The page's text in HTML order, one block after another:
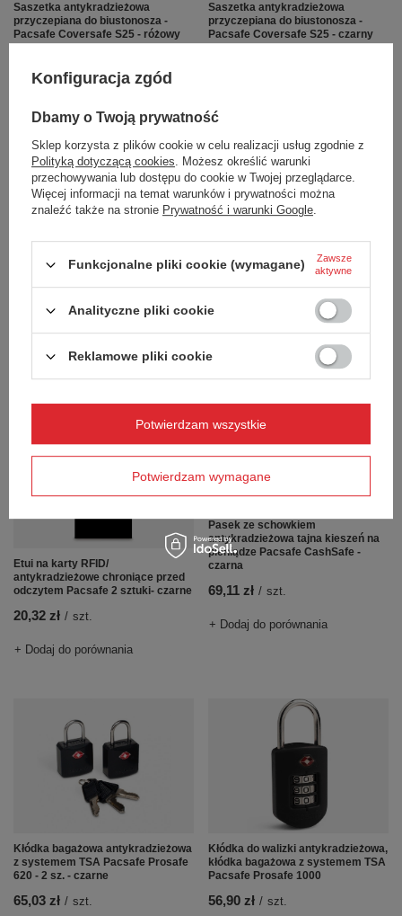
Saszetka antykradzieżowa
przyczepiana do biustonosza -
Pacsafe Coversafe S25 - różowy
Saszetka antykradzieżowa
przyczepiana do biustonosza -
Pacsafe Coversafe S25 - czarny
Pacsafe Coversafe S100 - różowy
105,68 zł / szt.
+ Dodaj do porównania
Pacsafe Coversafe S100 - czarny
105,68 zł / szt.
+ Dodaj do porównania
Etui na karty RFID/
antykradzieżowe chroniące przed
odczytem Pacsafe 2 sztuki- czarne
20,32 zł / szt.
+ Dodaj do porównania
Pasek ze schowkiem
antykradzieżowa tajna kieszeń na
pieniądze Pacsafe CashSafe -
czarna
69,11 zł / szt.
+ Dodaj do porównania
Kłódka bagażowa antykradzieżowa
z systemem TSA Pacsafe Prosafe
620 - 2 sz. - czarne
65,03 zł / szt.
Kłódka do walizki antykradzieżowa,
kłódka bagażowa z systemem TSA
Pacsafe Prosafe 1000
56,90 zł / szt.
Konfiguracja zgód
Dbamy o Twoją prywatność
Sklep korzysta z plików cookie w celu realizacji usług zgodnie z
Polityką dotyczącą cookies. Możesz określić warunki
przechowywania lub dostępu do cookie w Twojej przeglądarce.
Więcej informacji na temat warunków i prywatności można
znaleźć także na stronie Prywatność i warunki Google.
Funkcjonalne pliki cookie (wymagane)
Zawsze
aktywne
Analityczne pliki cookie
Reklamowe pliki cookie
Potwierdzam wymagane
Potwierdzam wszystkie